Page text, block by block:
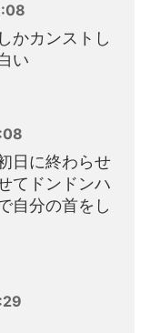
かカンストし
い
日に終わらせ
てドンドンハ
自分の首をし